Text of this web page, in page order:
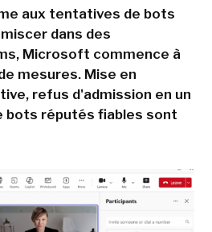
aux tentatives de bots
dans des
Microsoft commence à
mesures. Mise en
refus d'admission en un
bots réputés fiables sont